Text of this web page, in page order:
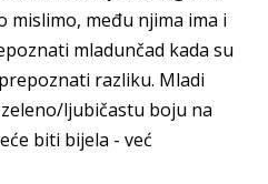
mislimo, među njima ima i
mladunčad kada su
razliku. Mladi
ljubičastu boju na
biti bijela - već